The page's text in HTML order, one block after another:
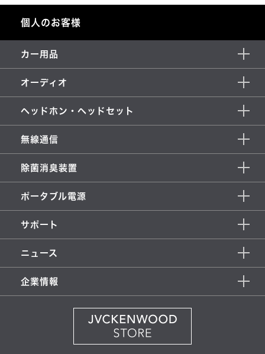
個人のお客様
カー用品
オーディオ
ヘッドホン・ヘッドセット
無線通信
除菌消臭装置
ポータブル電源
サポート
ニュース
企業情報